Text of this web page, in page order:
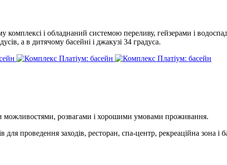
і обладнаний системою переливу, гейзерами і
а в дитячому басейні і джакузі 34 градуса.
можливостями, розвагами і хорошими умовами проживання.
проведення заходів, ресторан, спа-центр, рекреаційна зона і